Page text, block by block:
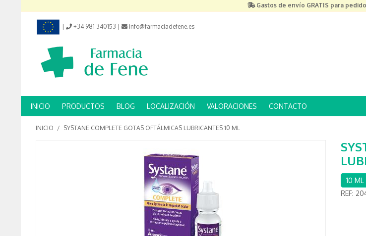
Gastos de envío GRATIS para
+34 981 340153 info@farmaciadefene.es
INICIO PRODUCTOS BLOG LOCALIZACIÓN VALORACIONES CONTACTO
INICIO / SYSTANE COMPLETE GOTAS OFTÁLMICAS LUBRICANTES 10 ML
10 ML
REF: